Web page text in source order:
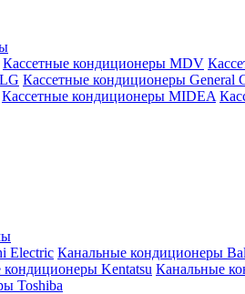
Кассетные кондиционеры MDV
Кассетные кондиционеры General
Кассетные кондиционеры MIDEA
Electric Канальные кондиционеры
Kentatsu Канальные
Toshiba